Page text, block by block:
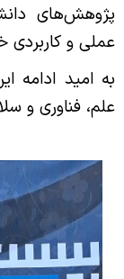
وب سایت مدیریت
پژوهش‌های
عملی و
به امید ادامه
علم، فناوری و